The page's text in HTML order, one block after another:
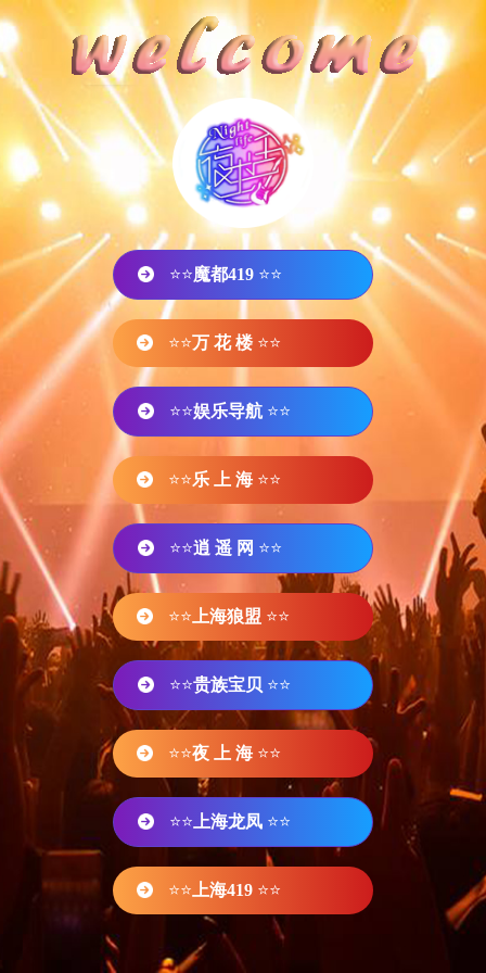
⭐⭐魔都419 ⭐⭐
⭐⭐万 花 楼 ⭐⭐
⭐⭐娱乐导航 ⭐⭐
⭐⭐乐 上 海 ⭐⭐
⭐⭐逍 遥 网 ⭐⭐
⭐⭐ 上海狼盟 ⭐⭐
⭐⭐贵族宝贝 ⭐⭐
⭐⭐夜 上 海 ⭐⭐
⭐⭐ 上海龙凤 ⭐⭐
⭐⭐ 上海419 ⭐⭐